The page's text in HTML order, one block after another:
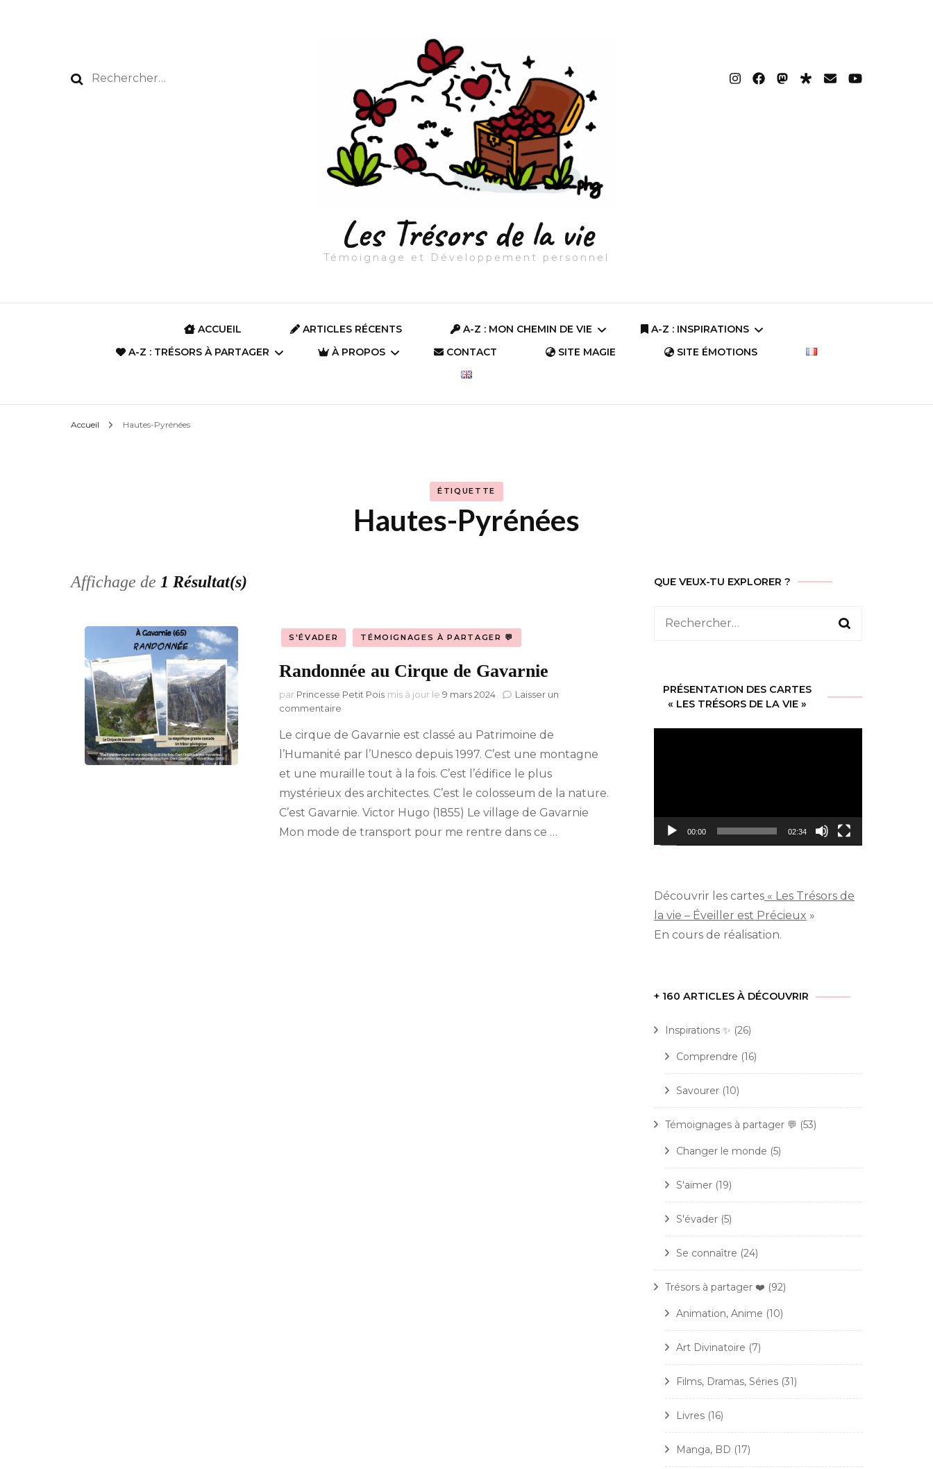
Rechercher :
Les Trésors de la vie
Témoignage et Développement personnel
ACCUEIL ARTICLES RÉCENTS A-Z : MON CHEMIN DE VIE
A-Z : Changer le
monde
A-Z : INSPIRATIONS
A-Z : TRÉSORS À PARTAGER
Poèmes, Albums
A-Z : Musique &
Divertissement
À PROPOS
(2019)
Pourquoi ce site ?
CONTACT SITE MAGIE SITE ÉMOTIONS
Accueil Hautes-Pyrénées
ÉTIQUETTE
Hautes-Pyrénées
Affichage de 1 Résultat(s)
S'ÉVADER TÉMOIGNAGES À PARTAGER 💬
Randonnée au Cirque de Gavarnie
par Princesse Petit Pois mis à jour le 9 mars 2024
Laisser un
commentaire
au
Cirque
de
Gavarnie
Le cirque de Gavarnie est classé au Patrimoine de
l’Humanité par l’Unesco depuis 1997. C’est une montagne
et une muraille tout à la fois. C’est l’édifice le plus
mystérieux des architectes. C’est le colosseum de la nature.
C’est Gavarnie. Victor Hugo (1855) Le village de Gavarnie
Mon mode de transport pour me rentre dans ce …
QUE VEUX-TU EXPLORER ?
Rechercher :
PRÉSENTATION DES CARTES
« LES TRÉSORS DE LA VIE »
00:00 02:34
Découvrir les cartes « Les Trésors de
la vie – Éveiller est Précieux »
En cours de réalisation.
+ 160 ARTICLES À DÉCOUVRIR
Inspirations ✨ (26)
Comprendre (16)
Savourer (10)
Témoignages à partager 💬 (53)
Changer le monde (5)
S'aimer (19)
S'évader (5)
Se connaître (24)
Trésors à partager ❤️ (92)
Animation, Anime (10)
Art Divinatoire (7)
Films, Dramas, Séries (31)
Livres (16)
Manga, BD (17)